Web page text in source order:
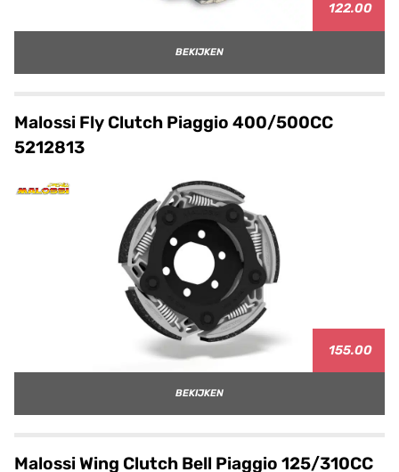
122.00
BEKIJKEN
Malossi Fly Clutch Piaggio 400/500CC
5212813
155.00
BEKIJKEN
Malossi Wing Clutch Bell Piaggio 125/310CC